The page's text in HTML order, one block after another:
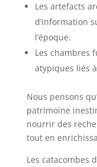
Les artefacts
d’information
l’époque.
Les chambres
atypiques liés
Nous pensons
patrimoine
nourrir des
tout en
Les catacombes